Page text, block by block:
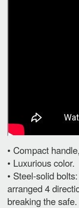
• Compact
• Luxurious color.
• Steel-solid
arranged 4
breaking the safe.